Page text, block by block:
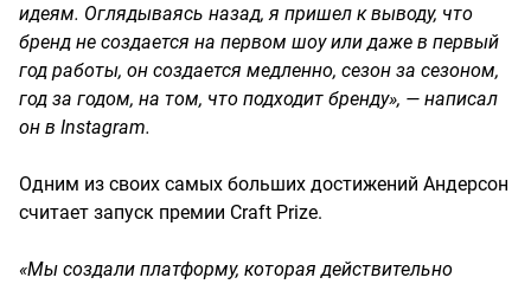
идеям. Оглядываясь назад, я пришел к выводу, что
бренд не создается на первом шоу или даже в первый
год работы, он создается медленно, сезон за сезоном,
год за годом, на том, что подходит бренду», — написал
он в Instagram.
Одним из своих самых больших достижений Андерсон
считает запуск премии Craft Prize.
«Мы создали платформу, которая действительно